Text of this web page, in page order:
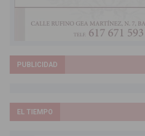
PUBLICIDAD
EL TIEMPO